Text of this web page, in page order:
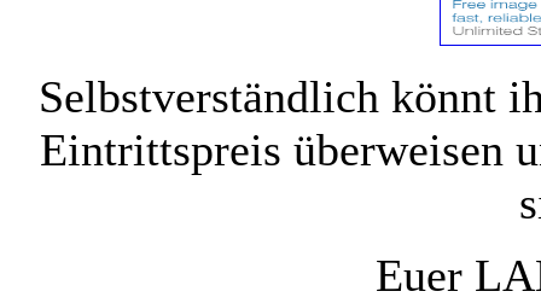
Selbstverständlich könnt
Eintrittspreis überweisen
Euer